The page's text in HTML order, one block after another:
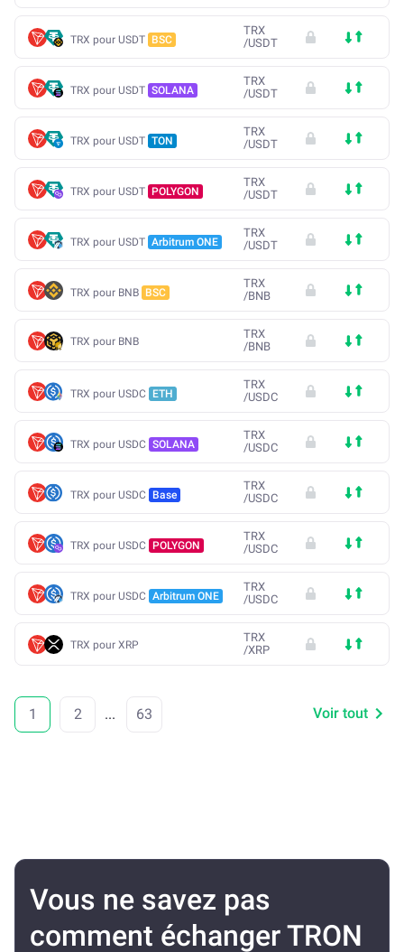
TRX pour USDT BSC
TRX
/USDT
TRX pour USDT SOLANA
TRX
/USDT
TRX pour USDT TON
TRX
/USDT
TRX pour USDT POLYGON
TRX
/USDT
TRX pour USDT Arbitrum ONE
TRX
/USDT
TRX pour BNB BSC
TRX
/BNB
TRX pour BNB
TRX
/BNB
TRX pour USDC ETH
TRX
/USDC
TRX pour USDC SOLANA
TRX
/USDC
TRX pour USDC Base
TRX
/USDC
TRX pour USDC POLYGON
TRX
/USDC
TRX pour USDC Arbitrum ONE
TRX
/USDC
TRX pour XRP
TRX
/XRP
1 2 ... 63 Voir tout
Vous ne savez pas
comment échanger TRON